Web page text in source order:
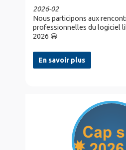
2026-02
Nous participons aux
professionnelles du logiciel
2026 😀
En savoir plus